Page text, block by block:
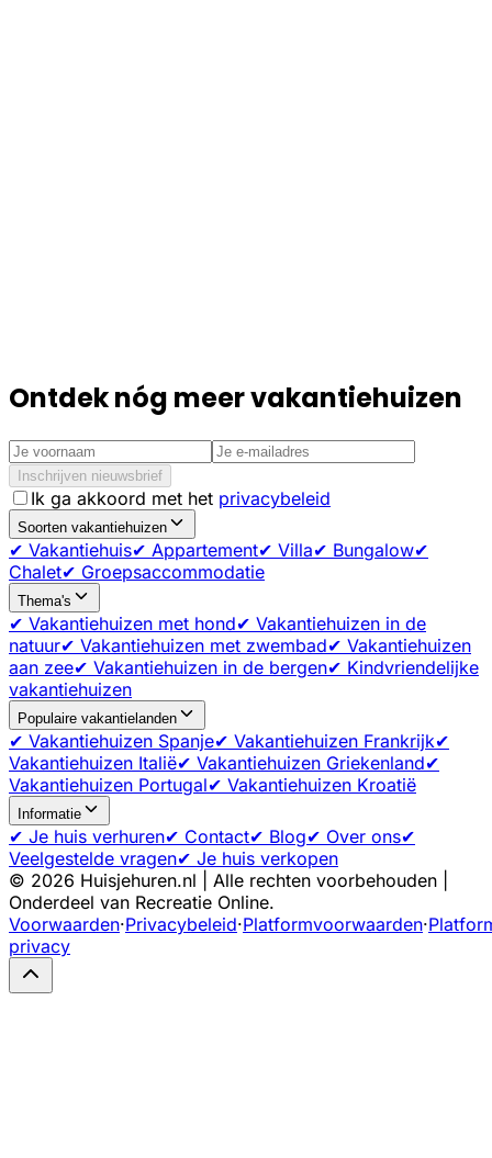
Ontdek nóg meer vakantiehuizen
Inschrijven nieuwsbrief
Ik ga akkoord met het privacybeleid
Soorten vakantiehuizen
✔ Vakantiehuis✔ Appartement✔ Villa✔ Bungalow✔
Chalet✔ Groepsaccommodatie
Thema's
✔ Vakantiehuizen met hond✔ Vakantiehuizen in de
natuur✔ Vakantiehuizen met zwembad✔ Vakantiehuizen
aan zee✔ Vakantiehuizen in de bergen✔ Kindvriendelijke
vakantiehuizen
Populaire vakantielanden
✔ Vakantiehuizen Spanje✔ Vakantiehuizen Frankrijk✔
Vakantiehuizen Italië✔ Vakantiehuizen Griekenland✔
Vakantiehuizen Portugal✔ Vakantiehuizen Kroatië
Informatie
✔ Je huis verhuren✔ Contact✔ Blog✔ Over ons✔
Veelgestelde vragen✔ Je huis verkopen
© 2026 Huisjehuren.nl | Alle rechten voorbehouden |
Onderdeel van Recreatie Online.
Voorwaarden·Privacybeleid·Platformvoorwaarden·
privacy